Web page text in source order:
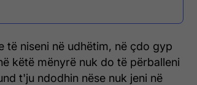
të niseni në udhëtim, në çdo gyp
këtë mënyrë nuk do të përballeni
t'ju ndodhin nëse nuk jeni në